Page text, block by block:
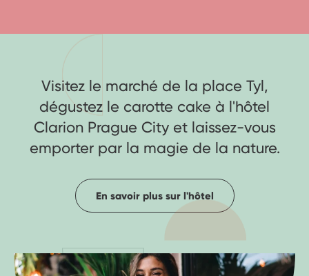
Visitez le marché de la place Tyl,
dégustez le carotte cake à l'hôtel
Clarion Prague City et laissez-vous
emporter par la magie de la nature.
En savoir plus sur l'hôtel